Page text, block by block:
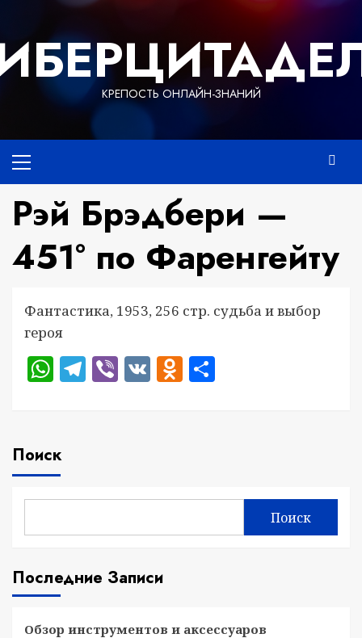
содержимому
КРЕПОСТЬ ОНЛАЙН-ЗНАНИЙ
меню
Рэй Брэдбери —
451° по Фаренгейту
Фантастика, 1953, 256 стр. судьба и выбор
героя
WhatsApp
Telegram
Viber
VKOdnoklassniki
Поиск
Поиск
Последние Записи
Обзор инструментов и аксессуаров